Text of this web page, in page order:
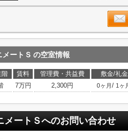
メートＳ の空室情報
階 賃料 管理費・共益費 敷金/礼
7万円 2,300円 0ヶ月 / 1ヶ
メートＳへのお問い合わせ